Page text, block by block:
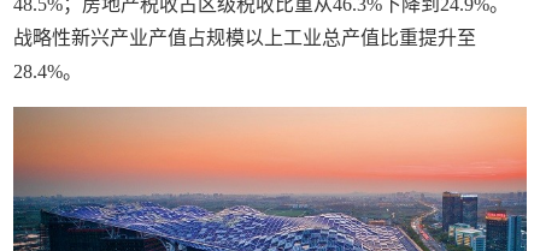
48.5%；房地产税收占区级税收比重从46.3%下降到24.9%。
战略性新兴产业产值占规模以上工业总产值比重提升至
28.4%。